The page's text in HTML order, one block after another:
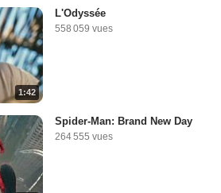
1:42
L'Odyssée
558 059 vues
Spider-Man: Brand New Day
264 555 vues